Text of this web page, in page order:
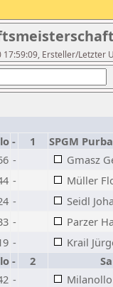
Ersteller/Letzter
- 1
SPGM
-
Gmasz
-
Müller
-
Seidl
-
Parzer
-
Krail
- 2
-